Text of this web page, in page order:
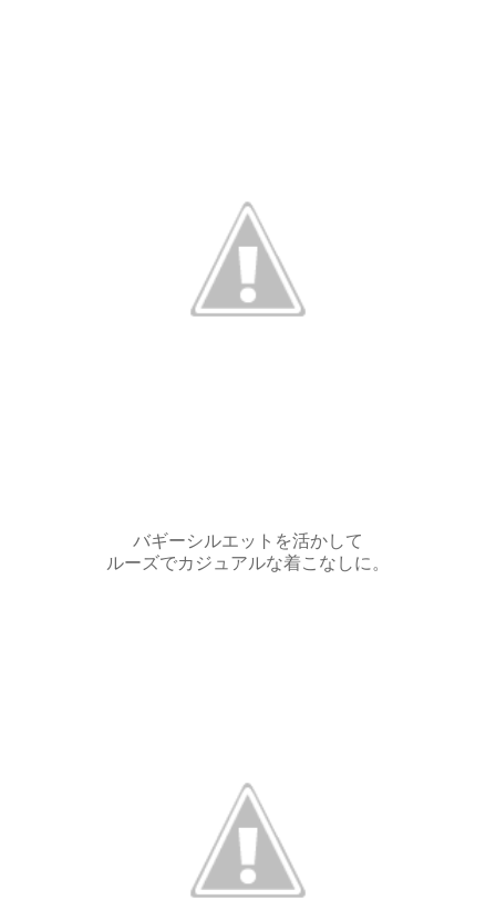
バギーシルエットを活かして
ルーズでカジュアルな着こなしに。